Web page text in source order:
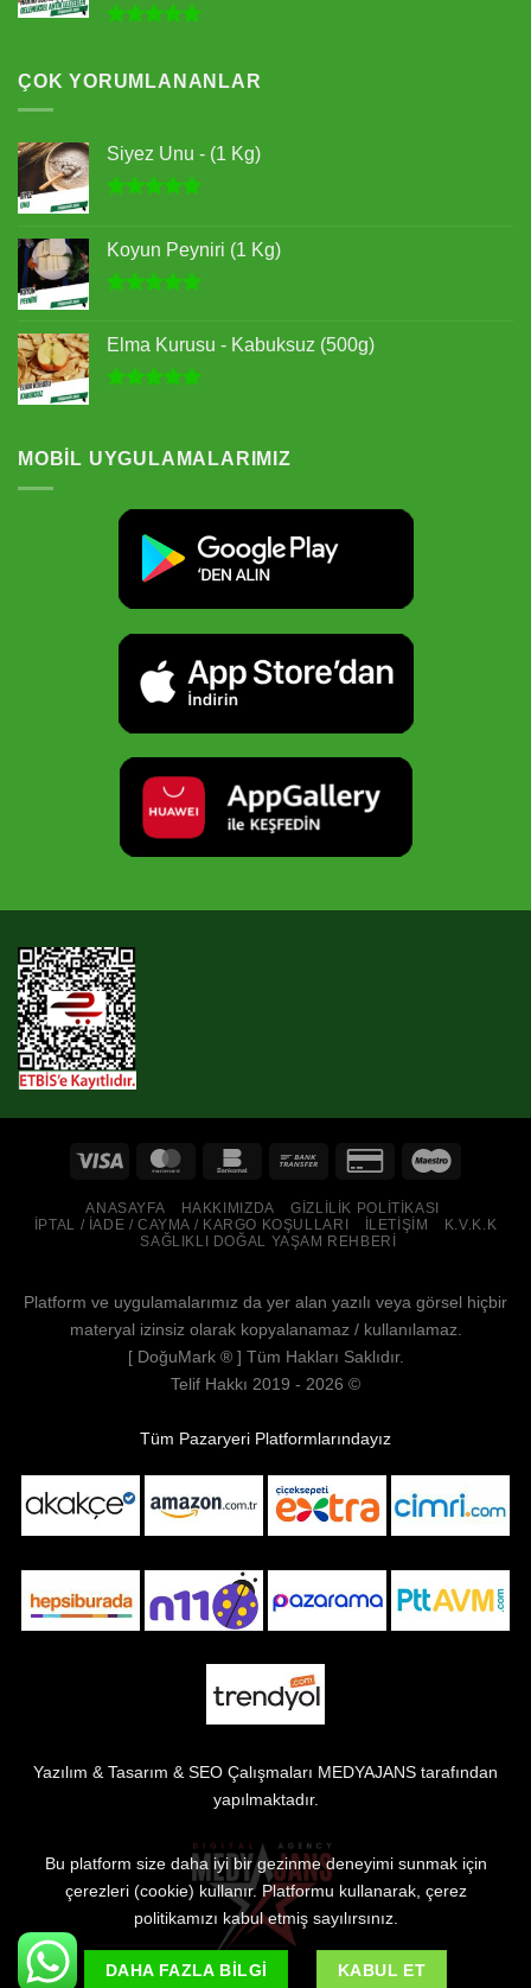
aldı
ÇOK YORUMLANANLAR
Siyez Unu - (1 Kg)
aldı
Koyun Peyniri (1 Kg)
aldı
Elma Kurusu - Kabuksuz (500g)
MOBIL UYGULAMALARIMIZ
ANASAYFA HAKKIMIZDA
GIZLILIK POLITIKASI
İPTAL / İADE / CAYMA / KARGO KOŞULLARI
İLETIŞIM
K.V.K.K
SAĞLIKLI DOĞAL YAŞAM REHBERI
Platform ve uygulamalarımız da yer alan yazılı veya görsel hiçbir
materyal izinsiz olarak kopyalanamaz / kullanılamaz.
[ DoğuMark® ] Tüm Hakları Saklıdır.
Telif Hakkı 2019 - 2026 ©
Tüm Pazaryeri Platformlarındayız
Yazılım & Tasarım & SEO Çalışmaları MEDYAJANS tarafından
yapılmaktadır.
Bu platform size daha iyi bir gezinme deneyimi sunmak için
çerezleri (cookie) kullanır. Platformu kullanarak, çerez
politikamızı kabul etmiş sayılırsınız.
DAHA FAZLA BILGI KABUL ET